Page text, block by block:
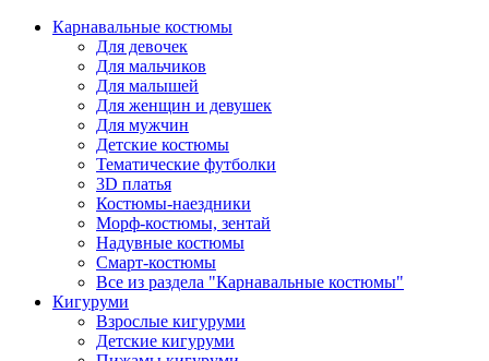
Карнавальные костюмы
Для девочек
Для мальчиков
Для малышей
Для женщин и девушек
Для мужчин
Детские костюмы
Тематические футболки
3D платья
Костюмы-наездники
Морф-костюмы, зентай
Надувные костюмы
Смарт-костюмы
Все из раздела "Карнавальные костюмы"
Кигуруми
Взрослые кигуруми
Детские кигуруми